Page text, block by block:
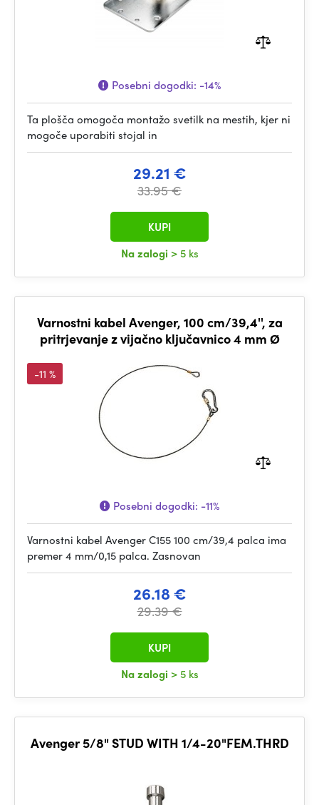
Posebni dogodki: -14%
Ta plošča omogoča montažo svetilk na mestih, kjer ni
mogoče uporabiti stojal in
29.21 €
33.95 €
Na zalogi > 5 ks
KUPI
Varnostni kabel Avenger, 100 cm/39,4'', za
pritrjevanje z vijačno ključavnico 4 mm Ø
-11 %
Posebni dogodki: -11%
Varnostni kabel Avenger C155 100 cm/39,4 palca ima
premer 4 mm/0,15 palca. Zasnovan
26.18 €
29.39 €
Na zalogi > 5 ks
KUPI
Avenger 5/8" STUD WITH 1/4-20"FEM.THRD